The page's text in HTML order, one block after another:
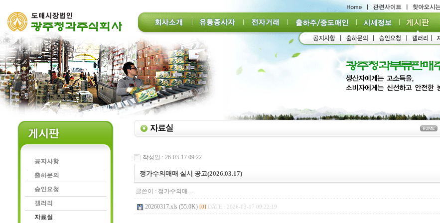
작성일 : 26-03-17 09:22
정가수의매매 실시 공고(2026.03.17)
글쓴이 : 정가수의매…
20260317.xls (55.0K) [0] DATE : 2026-03-17 09:22:19